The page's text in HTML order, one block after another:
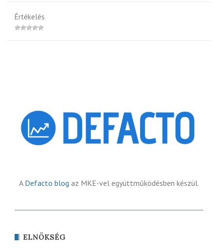
Értékelés
A Defacto blog az MKE-vel együttműködésben készül.
ELNÖKSÉG